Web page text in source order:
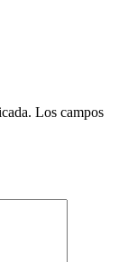
Los campos